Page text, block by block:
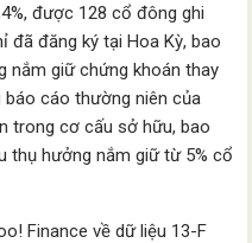
được 128 cổ đông ghi
đăng ký tại Hoa Kỳ, bao
nắm giữ chứng khoán thay
báo cáo thường niên của
trong cơ cấu sở hữu, bao
thụ hưởng nắm giữ từ 5% cổ
Finance về dữ liệu 13-F